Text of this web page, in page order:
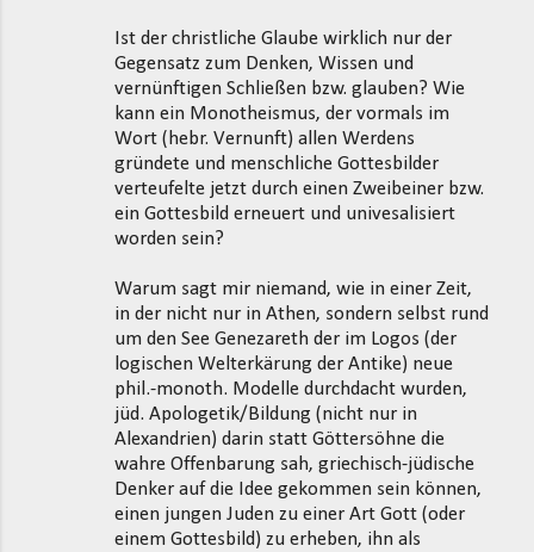
Ist der christliche Glaube wirklich nur der
Gegensatz zum Denken, Wissen und
vernünftigen Schließen bzw. glauben? Wie
kann ein Monotheismus, der vormals im
Wort (hebr. Vernunft) allen Werdens
gründete und menschliche Gottesbilder
verteufelte jetzt durch einen Zweibeiner bzw.
ein Gottesbild erneuert und univesalisiert
worden sein?
Warum sagt mir niemand, wie in einer Zeit,
in der nicht nur in Athen, sondern selbst rund
um den See Genezareth der im Logos (der
logischen Welterkärung der Antike) neue
phil.-monoth. Modelle durchdacht wurden,
jüd. Apologetik/Bildung (nicht nur in
Alexandrien) darin statt Göttersöhne die
wahre Offenbarung sah, griechisch-jüdische
Denker auf die Idee gekommen sein können,
einen jungen Juden zu einer Art Gott (oder
einem Gottesbild) zu erheben, ihn als